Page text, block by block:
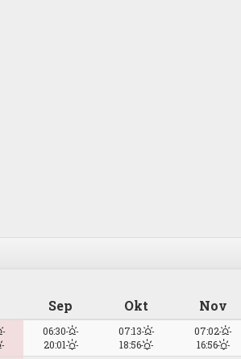
Sep Okt Nov
06:30
20:01
07:13
18:56
07:02
16:56